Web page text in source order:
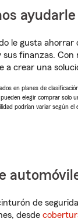
le gusta ahorrar
sus finanzas.
a crear una
en planes de
elegir comprar solo
podrían variar según el
de
desde